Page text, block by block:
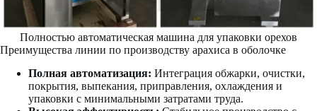
Полностью автоматическая машина для упаковки орехов
Преимущества линии по производству арахиса в оболочке
Полная автоматизация: Интеграция обжарки, очистки,
покрытия, выпекания, приправления, охлаждения и
упаковки с минимальными затратами труда.